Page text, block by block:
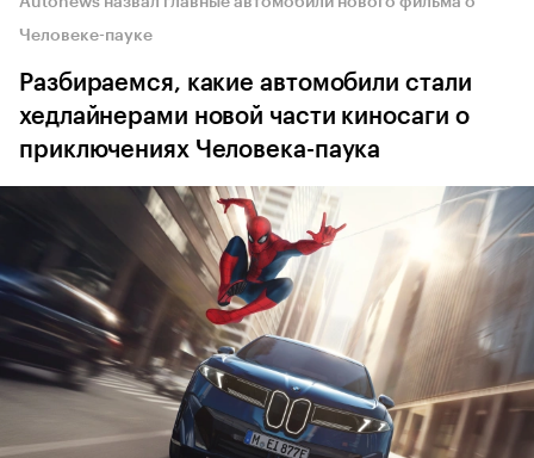
Человеке-пауке
Разбираемся, какие автомобили стали
хедлайнерами новой части киносаги о
приключениях Человека-паука